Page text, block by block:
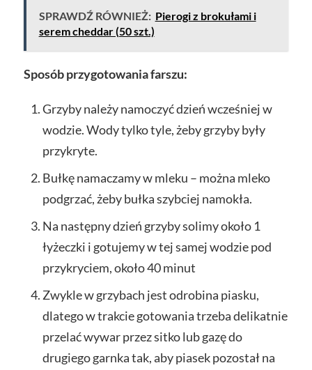
SPRAWDŹ RÓWNIEŻ: Pierogi z brokułami i
serem cheddar (50 szt.)
Sposób przygotowania farszu:
Grzyby należy namoczyć dzień wcześniej w
wodzie. Wody tylko tyle, żeby grzyby były
przykryte.
Bułkę namaczamy w mleku – można mleko
podgrzać, żeby bułka szybciej namokła.
Na następny dzień grzyby solimy około 1
łyżeczki i gotujemy w tej samej wodzie pod
przykryciem, około 40 minut
Zwykle w grzybach jest odrobina piasku,
dlatego w trakcie gotowania trzeba delikatnie
przelać wywar przez sitko lub gazę do
drugiego garnka tak, aby piasek pozostał na